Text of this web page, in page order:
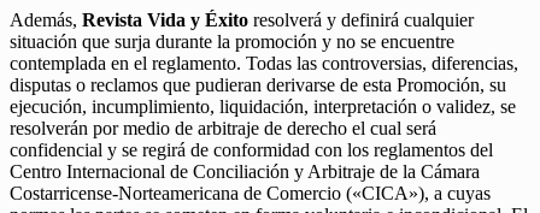
Además, Revista Vida y Éxito resolverá y definirá cualquier
situación que surja durante la promoción y no se encuentre
contemplada en el reglamento. Todas las controversias, diferencias,
disputas o reclamos que pudieran derivarse de esta Promoción, su
ejecución, incumplimiento, liquidación, interpretación o validez, se
resolverán por medio de arbitraje de derecho el cual será
confidencial y se regirá de conformidad con los reglamentos del
Centro Internacional de Conciliación y Arbitraje de la Cámara
Costarricense-Norteamericana de Comercio («CICA»), a cuyas